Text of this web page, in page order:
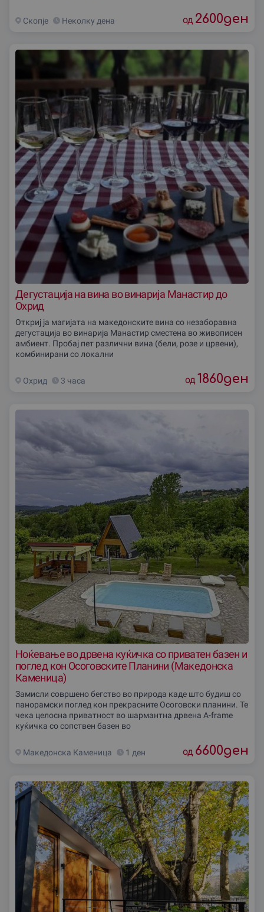
Скопjе Неколку дена од 2600ден
Дегустација на вина во винариjа Манастир до
Охрид
Откриј ја магијата на македонските вина со незаборавна
дегустација во винариjа Манастир сместена во живописен
амбиент. Пробај пет различни вина (бели, розе и црвени),
комбинирани со локални
Охрид 3 часа од 1860ден
Ноќевање во дрвена куќичка со приватен базен и
поглед кон Осоговските Планини (Македонска
Каменица)
Замисли совршено бегство во природа каде што будиш со
панорамски поглед кон прекрасните Осоговски планини. Те
чека целосна приватност во шармантна дрвена А-frame
куќичка со сопствен базен во
Македонска Каменица 1 ден од 6600ден